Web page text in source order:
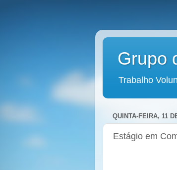
Grupo
Trabalho
QUINTA-FEIRA, 11
Estágio em